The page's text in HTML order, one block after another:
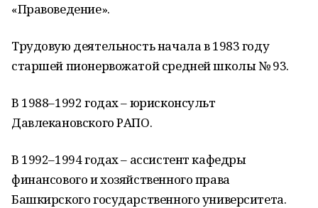
«Правоведение».
Трудовую деятельность начала в 1983 году
старшей пионервожатой средней школы № 93.
В 1988–1992 годах – юрисконсульт
Давлекановского РАПО.
В 1992–1994 годах – ассистент кафедры
финансового и хозяйственного права
Башкирского государственного университета.